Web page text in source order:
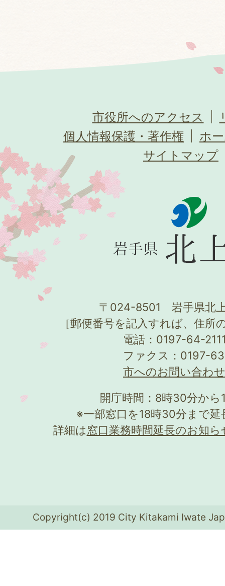
市役所へのアクセス
個人情報保護・著作権
ホ
サイトマップ
〒024-8501 岩手県北
［郵便番号を記入すれば、住所
電話：0197-64-
ファクス：0197-
市へのお問い合わ
開庁時間：8時30分か
※一部窓口を18時30分まで
詳細は窓口業務時間延長のお知ら
Copyright(c) 2019 City Kitakami Iwate